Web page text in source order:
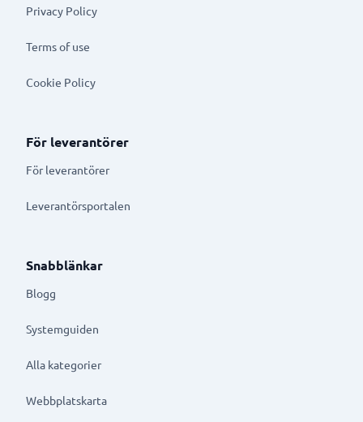
Privacy Policy
Terms of use
Cookie Policy
För leverantörer
För leverantörer
Leverantörsportalen
Snabblänkar
Blogg
Systemguiden
Alla kategorier
Webbplatskarta